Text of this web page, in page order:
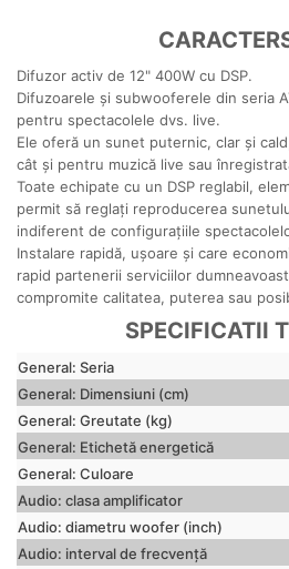
Difuzor activ de 12" 400W cu DSP.
Difuzoarele și subwooferele din seria
pentru spectacolele dvs. live.
Ele oferă un sunet puternic, clar și
cât și pentru muzică live sau
Toate echipate cu un DSP reglabil,
permit să reglați reproducerea
indiferent de configurațiile
Instalare rapidă, ușoare și care
rapid partenerii serviciilor
compromite calitatea, puterea sau
SPECIFICATII
General: Seria
General: Dimensiuni (cm)
General: Greutate (kg)
General: Etichetă energetică
General: Culoare
Audio: clasa amplificator
Audio: diametru woofer (inch)
Audio: interval de frecvență